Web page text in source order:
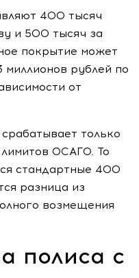
400 тысяч
и 500 тысяч за
покрытие может
миллионов рублей по
от
только
ОСАГО. То
стандартные 400
разница из
возмещения
полиса с